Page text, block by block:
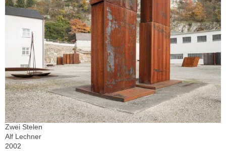
Zwei Stelen
Alf Lechner
2002